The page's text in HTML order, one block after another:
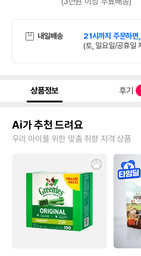
내일배송 21시까지 주문하면,
(토, 일요일/공휴일
상품정보 후기
Ai가 추천 드려요
우리 아이를 위한 맞춤 취향 저격 상품